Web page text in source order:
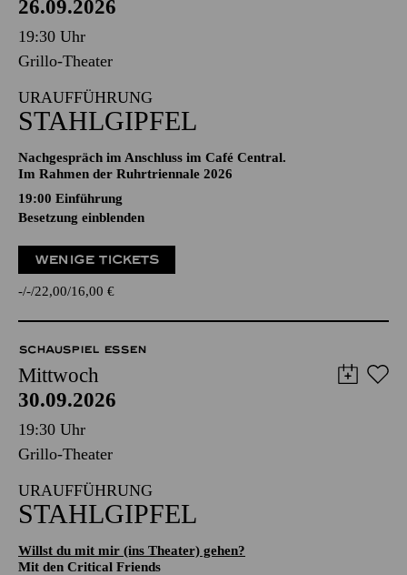
26.09.2026
19:30 Uhr
Grillo-Theater
URAUFFÜHRUNG
STAHLGIPFEL
Nachgespräch im Anschluss im Café Central.
Im Rahmen der Ruhrtriennale 2026
19:00 Einführung
Besetzung einblenden
WENIGE TICKETS
- - 22,00 16,00 €
SCHAUSPIEL ESSEN
Mittwoch
30.09.2026
19:30 Uhr
Grillo-Theater
URAUFFÜHRUNG
STAHLGIPFEL
Willst du mit mir (ins Theater) gehen?
Mit den Critical Friends